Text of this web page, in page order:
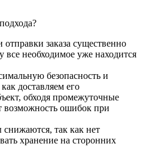
заказа существенно
все необходимое уже находится
безопасность и
доставляем его
обходя промежуточные
возможность ошибок при
так как нет
хранение на сторонних